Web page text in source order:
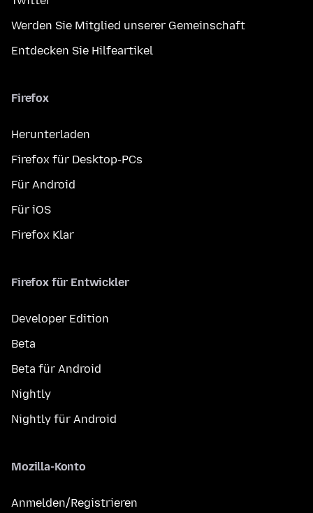
Werden Sie Mitglied unserer Gemeinschaft
Entdecken Sie Hilfeartikel
Firefox
Herunterladen
Firefox für Desktop-PCs
Für Android
Für iOS
Firefox Klar
Firefox für Entwickler
Developer Edition
Beta
Beta für Android
Nightly
Nightly für Android
Mozilla-Konto
Anmelden/Registrieren